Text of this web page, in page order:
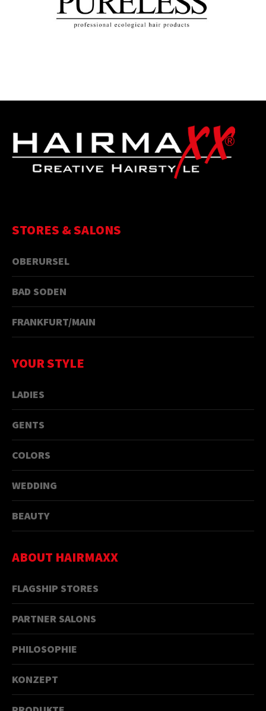
STORES & SALONS
OBERURSEL
BAD SODEN
FRANKFURT/MAIN
YOUR STYLE
LADIES
GENTS
COLORS
WEDDING
BEAUTY
ABOUT HAIRMAXX
FLAGSHIP STORES
PARTNER SALONS
PHILOSOPHIE
KONZEPT